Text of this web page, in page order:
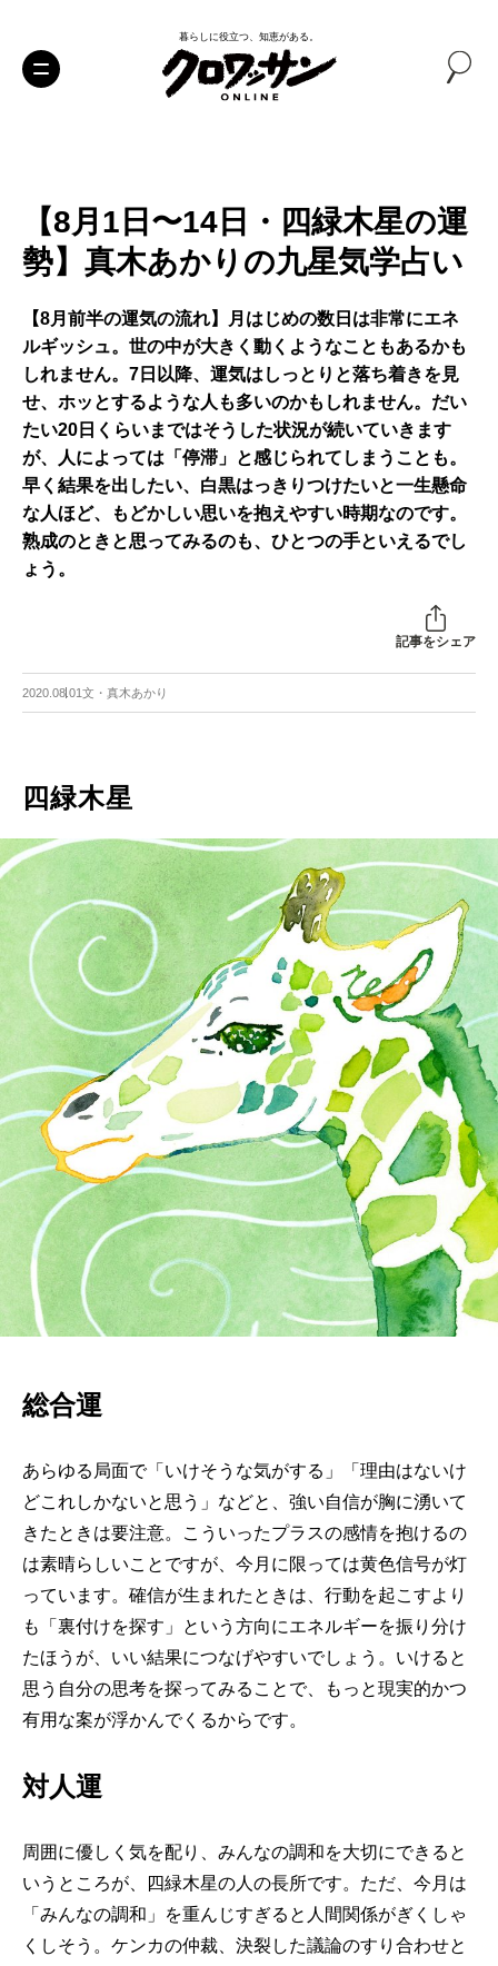
暮らしに役立つ、知恵がある。
【8月1日〜14日・四緑木星の運
勢】真木あかりの九星気学占い
【8月前半の運気の流れ】月はじめの数日は非常にエネ
ルギッシュ。世の中が大きく動くようなこともあるかも
しれません。7日以降、運気はしっとりと落ち着きを見
せ、ホッとするような人も多いのかもしれません。だい
たい20日くらいまではそうした状況が続いていきます
が、人によっては「停滞」と感じられてしまうことも。
早く結果を出したい、白黒はっきりつけたいと一生懸命
な人ほど、もどかしい思いを抱えやすい時期なのです。
熟成のときと思ってみるのも、ひとつの手といえるでし
ょう。
記事をシェア
2020.08.01文・真木あかり
四緑木星
総合運
あらゆる局面で「いけそうな気がする」「理由はないけ
どこれしかないと思う」などと、強い自信が胸に湧いて
きたときは要注意。こういったプラスの感情を抱けるの
は素晴らしいことですが、今月に限っては黄色信号が灯
っています。確信が生まれたときは、行動を起こすより
も「裏付けを探す」という方向にエネルギーを振り分け
たほうが、いい結果につなげやすいでしょう。いけると
思う自分の思考を探ってみることで、もっと現実的かつ
有用な案が浮かんでくるからです。
対人運
周囲に優しく気を配り、みんなの調和を大切にできると
いうところが、四緑木星の人の長所です。ただ、今月は
「みんなの調和」を重んじすぎると人間関係がぎくしゃ
くしそう。ケンカの仲裁、決裂した議論のすり合わせと